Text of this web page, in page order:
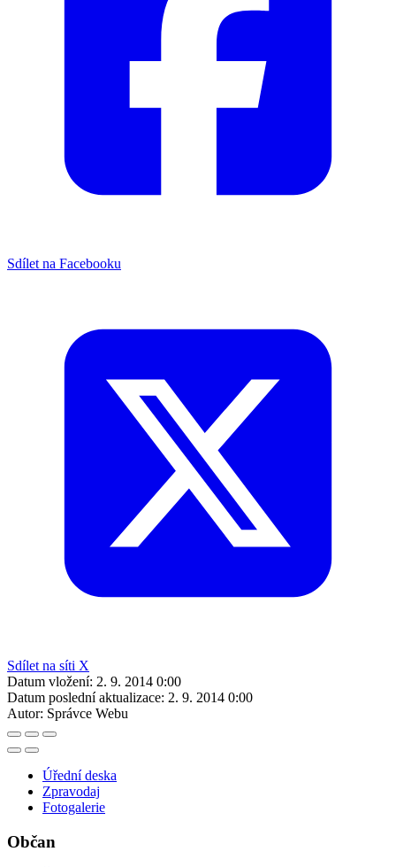
Sdílet na Facebooku
Sdílet na síti X
Datum vložení: 2. 9. 2014 0:00
Datum poslední aktualizace: 2. 9. 2014 0:00
Autor: Správce Webu
Úřední deska
Zpravodaj
Fotogalerie
Občan